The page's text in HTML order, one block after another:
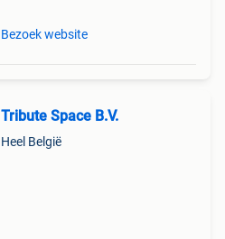
Bezoek website
Tribute Space B.V.
Heel België